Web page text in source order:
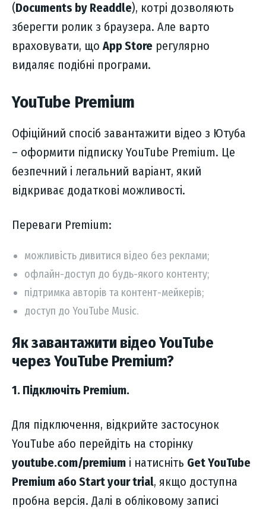
(Documents by Readdle), котрі дозволяють
зберегти ролик з браузера. Але варто
враховувати, що App Store регулярно
видаляє подібні програми.
YouTube Premium
Офіційний спосіб завантажити відео з Ютуба
– оформити підписку YouTube Premium. Це
безпечний і легальний варіант, який
відкриває додаткові можливості.
Переваги Premium:
можливість дивитися відео без реклами;
офлайн-доступ до будь-якого контенту;
підтримка авторів та контент-мейкерів;
доступ до YouTube Music.
Як завантажити відео YouTube
через YouTube Premium?
1. Підключіть Premium.
Для підключення, відкрийте застосунок
YouTube або перейдіть на сторінку
youtube.com/premium і натисніть Get YouTube
Premium або Start your trial, якщо доступна
пробна версія. Далі в обліковому записі